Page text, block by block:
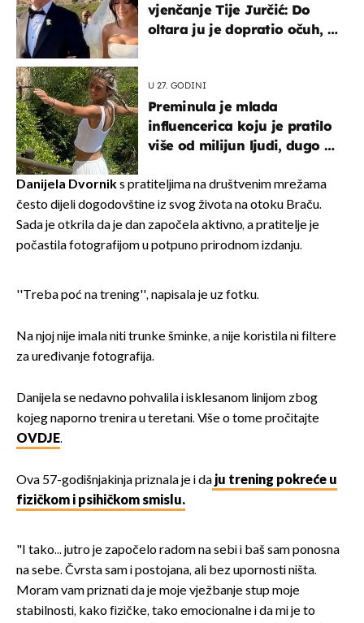
vjenčanje Tije Jurčić: Do
oltara ju je dopratio očuh, a
U 27. GODINI
Preminula je mlada
influencerica koju je pratilo
više od milijun ljudi, dugo se
Danijela Dvorniks pratiteljima na društvenim mrežama
često dijeli dogodovštine iz svog života na otoku Braču.
Sada je otkrila da je dan započela aktivno, a pratitelje je
počastila fotografijom u potpuno prirodnom izdanju.
''Treba poć na trening'', napisala je uz fotku.
Na njoj nije imala niti trunke šminke, a nije koristila ni filtere
za uređivanje fotografija.
Danijela se nedavno pohvalila i isklesanom linijom zbog
kojeg naporno trenira u teretani. Više o tome pročitajte
OVDJE.
Ova 57-godišnjakinja priznala je i daju trening pokreće u
fizičkom i psihičkom smislu.
"I tako... jutro je započelo radom na sebi i baš sam ponosna
na sebe. Čvrsta sam i postojana, ali bez upornosti ništa.
Moram vam priznati da je moje vježbanje stup moje
stabilnosti, kako fizičke, tako emocionalne i da mi je to